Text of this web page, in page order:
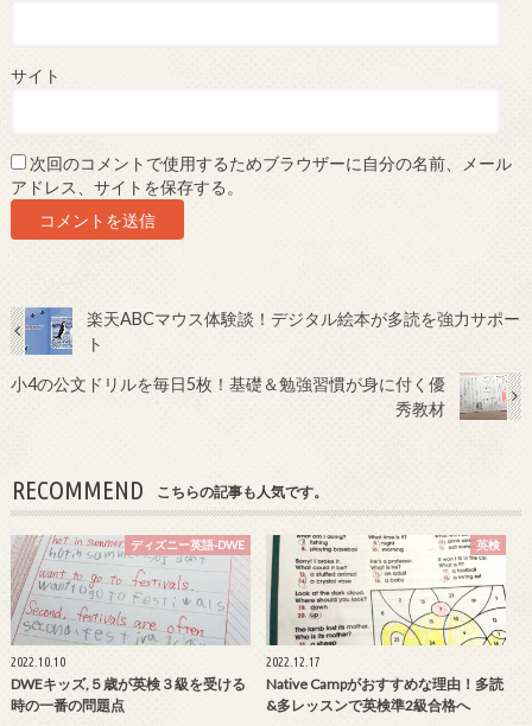
サイト
次回のコメントで使用するためブラウザーに自分の名前、メール
アドレス、サイトを保存する。
楽天ABCマウス体験談！デジタル絵本が多読を強力サポー
ト
小4の公文ドリルを毎日5枚！基礎＆勉強習慣が身に付く優
秀教材
RECOMMEND こちらの記事も人気です。
ディズニー英語-DWE
2022.10.10
DWEキッズ,５歳が英検３級を受ける
時の一番の問題点
英検
2022.12.17
Native Campがおすすめな理由！多読
&多レッスンで英検準2級合格へ